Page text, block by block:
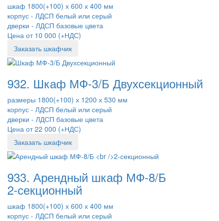
шкаф 1800(+100) х 600 х 400 мм
корпус - ЛДСП белый или серый
дверки - ЛДСП базовые цвета
Цена от 10 000 (+НДС)
Заказать шкафчик
932. Шкаф МФ-3/Б Двухсекционный
размеры 1800(+100) х 1200 х 530 мм
корпус - ЛДСП белый или серый
дверки - ЛДСП базовые цвета
Цена от 22 000 (+НДС)
Заказать шкафчик
933. Арендный шкаф МФ-8/Б
2-секционный
шкаф 1800(+100) х 600 х 400 мм
корпус - ЛДСП белый или серый